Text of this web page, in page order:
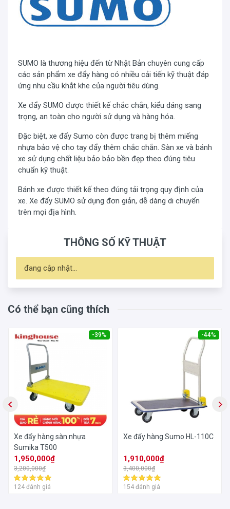
Tên sản phẩm
Xe đẩy cây gấp gọn Sumo SFT-2809
Chất liệu
Inox cao cấp
Kích thước sản
phẩm
Dài 400mm x Rộng 500mm x Cao
930mm
Kích thước rút gọn
Dài 400mm x Rộng 150mm x Cao
620mm
đỡ
Dài 325mm x Rộng 250mm
Kiểu xe
xe đẩy cầy (Gấp được)
Tải trọng
Trọng lượng cả
thùng
5.58 kg
Thái Lan
12 tháng chính hãng
SUMO là thương hiệu đến từ Nhật Bản chuyên cung cấp
các sản phẩm xe đẩy hàng có nhiều cải tiến kỹ thuật đáp
ứng nhu cầu khắt khe của người tiêu dùng.
Xe đẩy SUMO được thiết kế chắc chắn, kiểu dáng sang
trọng, an toàn cho người sử dụng và hàng hóa.
Đặc biệt, xe đẩy Sumo còn được trang bị thêm miếng
nhựa bảo vệ cho tay đẩy thêm chắc chắn. Sàn xe và bánh
xe sử dụng chất liệu bảo bảo bền đẹp theo đúng tiêu
chuẩn kỹ thuật.
Bánh xe được thiết kế theo đúng tải trọng quy định của
xe. Xe đẩy SUMO sử dụng đơn giản, dễ dàng di chuyển
trên mọi địa hình.
THÔNG SỐ KỸ THUẬT
đang cập nhật...
Có thể bạn cũng thích
-39%
Xe đẩy hàng sàn nhựa
Sumika T500
1,950,000₫
3,200,000₫
124 đánh giá
-44%
Xe đẩy hàng Sumo HL-110C
1,910,000₫
3,400,000₫
154 đánh giá